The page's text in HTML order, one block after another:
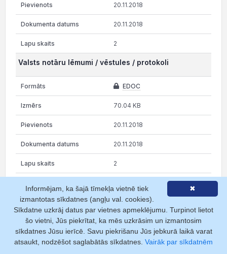
20.11.2018
20.11.2018
2
Valsts notāru lēmumi / vēstules / protokoli
EDOC
70.04 KB
20.11.2018
20.11.2018
2
Rāda 1 no 2 lapām
iepriekšējā 1 2 nākamā
Nepubliskās daļas dokumentiem (piem., protokoli, pilnvaras,
valsts notāra lēmumi, tiesas lēmumi, u.c.) atbilstoši likuma “Par
Latvijas Republikas Uzņēmumu reģistru” regulējumam ir noteikts
✖
Informējam, ka šajā tīmekļa vietnē tiek
izmantotas sīkdatnes (angļu val. cookies).
Sīkdatne uzkrāj datus par vietnes apmeklējumu. Turpinot lietot
šo vietni, Jūs piekrītat, ka mēs uzkrāsim un izmantosim
sīkdatnes Jūsu ierīcē. Savu piekrišanu Jūs jebkurā laikā varat
atsaukt, nodzēšot saglabātās sīkdatnes. Vairāk par sīkdatnēm